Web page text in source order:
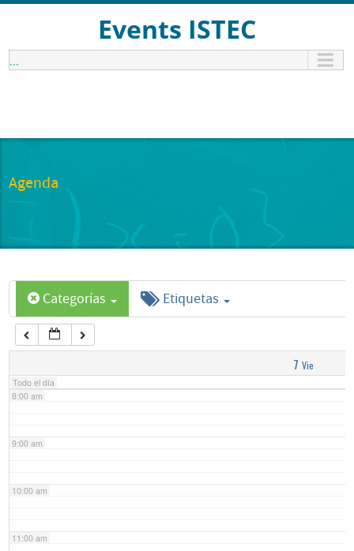
Events ISTEC
...
Agenda
Categorías Etiquetas
7 Vie
Todo el día
1:00 am
6:00 am
7:00 am
8:00 am
9:00 am
10:00 am
11:00 am